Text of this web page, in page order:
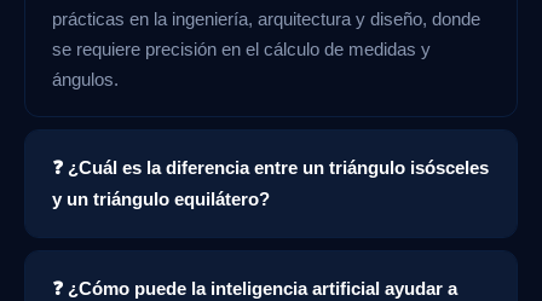
prácticas en la ingeniería, arquitectura y diseño, donde
se requiere precisión en el cálculo de medidas y
ángulos.
❓ ¿Cuál es la diferencia entre un triángulo isósceles
y un triángulo equilátero?
❓ ¿Cómo puede la inteligencia artificial ayudar a